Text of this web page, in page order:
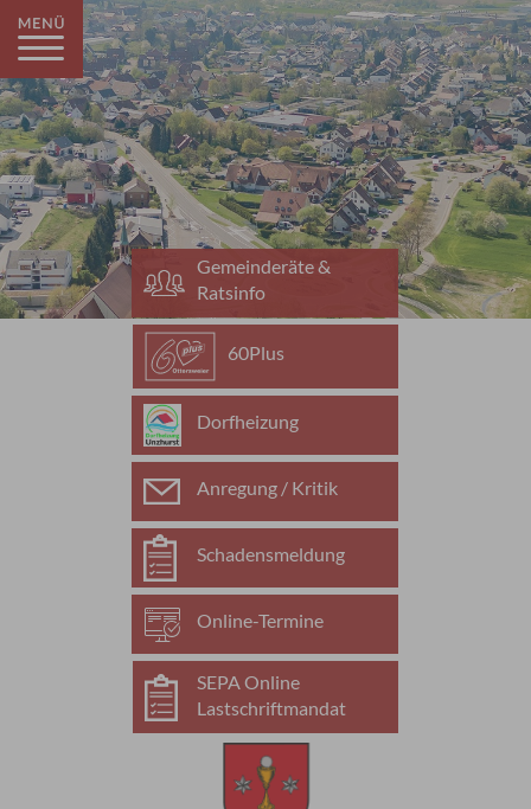
Gemeinderäte &
Ratsinfo
60Plus
Dorfheizung
Anregung / Kritik
Schadensmeldung
Online-Termine
SEPA Online
Lastschriftmandat